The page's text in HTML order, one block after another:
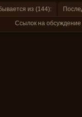
из (144):
Ссылок на